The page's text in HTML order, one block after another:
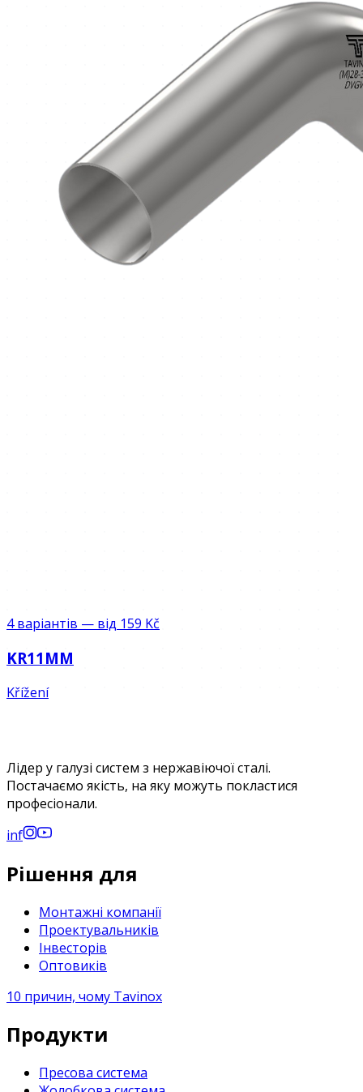
4 варіантів — від 159 Kč
KR11MM
Křížení
Лідер у галузі систем з нержавіючої сталі.
Постачаємо якість, на яку можуть покластися
професіонали.
inf
Рішення для
Монтажні компанії
Проектувальників
Інвесторів
Оптовиків
10 причин, чому Tavinox
Продукти
Пресова система